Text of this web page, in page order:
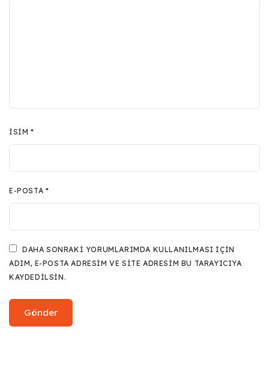
İSIM*
E-POSTA *
DAHA SONRAKI YORUMLARIMDA KULLANILMASI IÇIN
ADIM, E-POSTA ADRESIM VE SITE ADRESIM BU TARAYICIYA
KAYDEDILSIN.